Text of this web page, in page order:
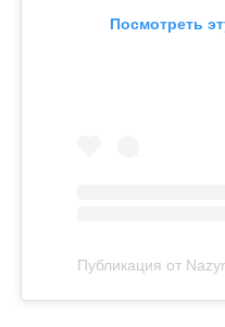
Посмотреть